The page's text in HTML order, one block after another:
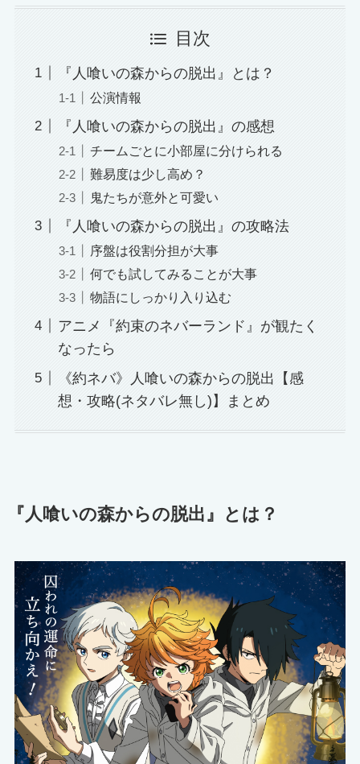
目次
『人喰いの森からの脱出』とは？
公演情報
『人喰いの森からの脱出』の感想
チームごとに小部屋に分けられる
難易度は少し高め？
鬼たちが意外と可愛い
『人喰いの森からの脱出』の攻略法
序盤は役割分担が大事
何でも試してみることが大事
物語にしっかり入り込む
アニメ『約束のネバーランド』が観たく
なったら
《約ネバ》人喰いの森からの脱出【感
想・攻略(ネタバレ無し)】まとめ
『人喰いの森からの脱出』とは？